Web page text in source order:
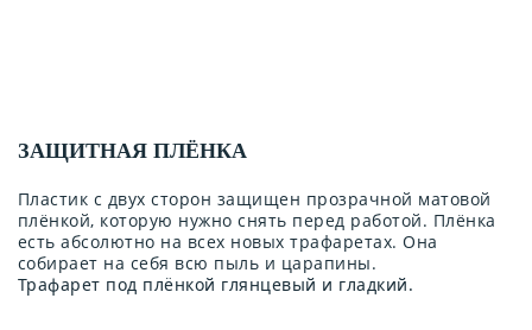
ЗАЩИТНАЯ ПЛЁНКА
Пластик с двух сторон защищен прозрачной матовой
плёнкой, которую нужно снять перед работой. Плёнка
есть абсолютно на всех новых трафаретах. Она
собирает на себя всю пыль и царапины.
Трафарет под плёнкой глянцевый и гладкий.